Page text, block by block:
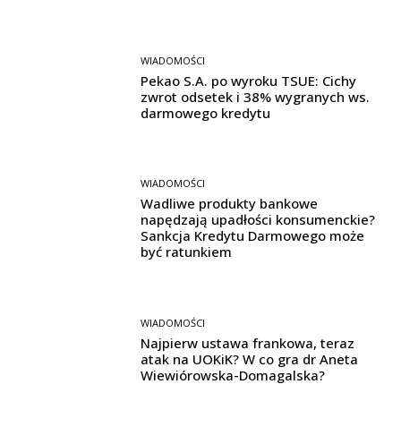
WIADOMOŚCI
Pekao S.A. po wyroku TSUE: Cichy
zwrot odsetek i 38% wygranych ws.
darmowego kredytu
WIADOMOŚCI
Wadliwe produkty bankowe
napędzają upadłości konsumenckie?
Sankcja Kredytu Darmowego może
być ratunkiem
WIADOMOŚCI
Najpierw ustawa frankowa, teraz
atak na UOKiK? W co gra dr Aneta
Wiewiórowska-Domagalska?